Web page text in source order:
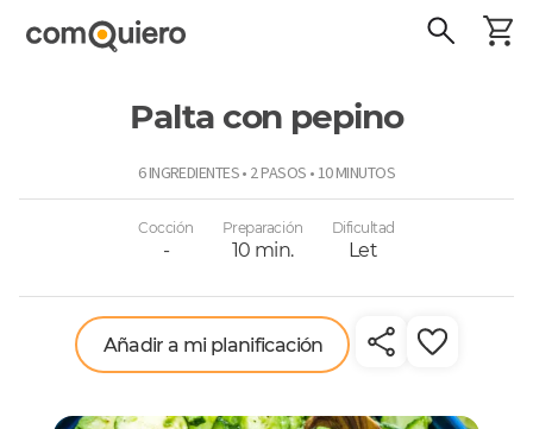
Palta con pepino
6 INGREDIENTES • 2 PASOS • 10 MINUTOS
Cocción
-
Preparación
10 min.
Dificultad
Let
Añadir a mi planificación